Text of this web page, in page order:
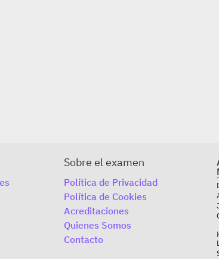
Sobre el examen
Política de Privacidad
Política de Cookies
Acreditaciones
Quienes Somos
Contacto